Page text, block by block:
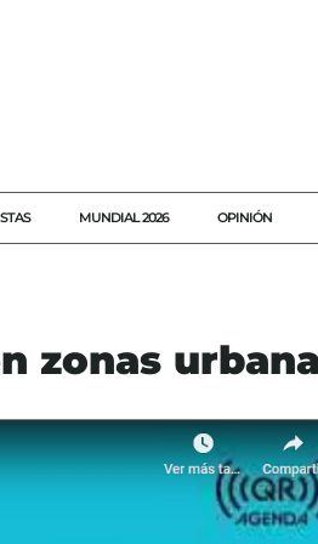
MUNDIAL 2026 OPINIÓN
zonas